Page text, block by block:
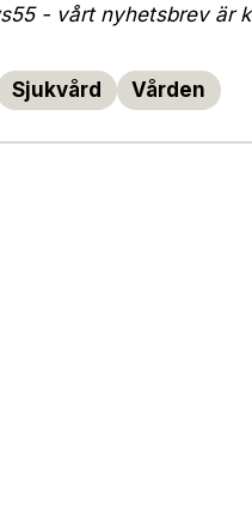
- vårt nyhetsbrev är
Sjukvård Vården